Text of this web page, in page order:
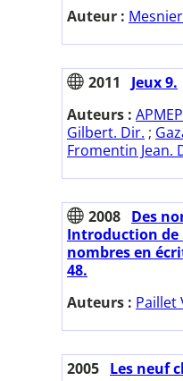
Auteur :
2011
Jeux 9.
Auteurs :
Gilbert. Dir. ;
Fromentin Jean.
2008 Des
Introduction de
nombres en
48.
Auteurs : Paillet
2005 Les neuf